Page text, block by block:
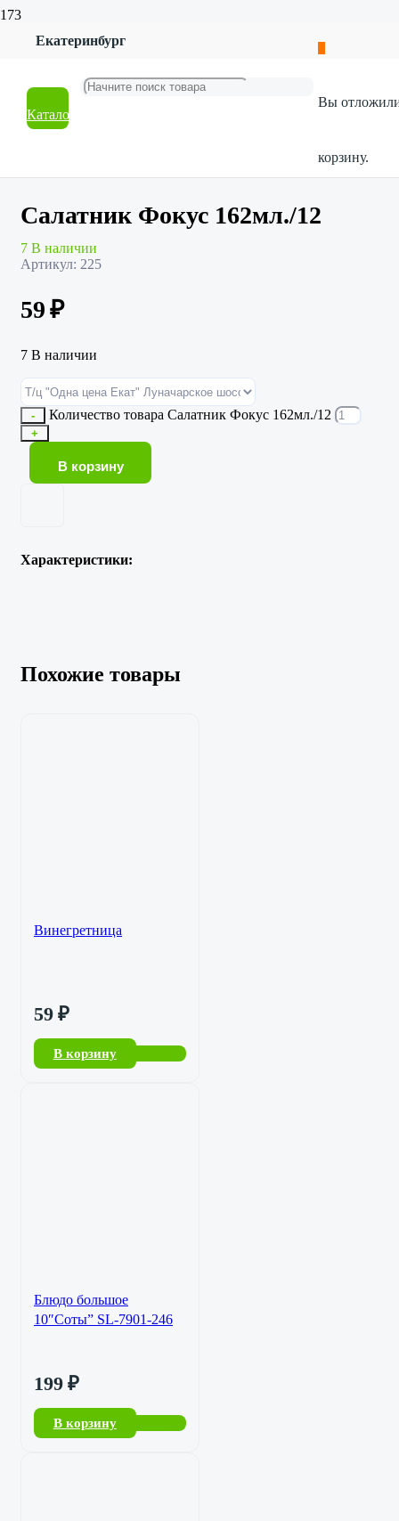
Екатеринбург
Каталог
Вы
корзину.
Посуда
Салатник Фокус 162мл./12
Салатник Фокус 162мл./12
7 В наличии
Артикул: 225
59₽
7 В наличии
- Количество товара Салатник Фокус 162мл./12
+
В корзину
Характеристики:
Похожие товары
Винегретница
59 ₽
В корзину
Блюдо большое
10″Соты” SL-7901-246
199 ₽
В корзину